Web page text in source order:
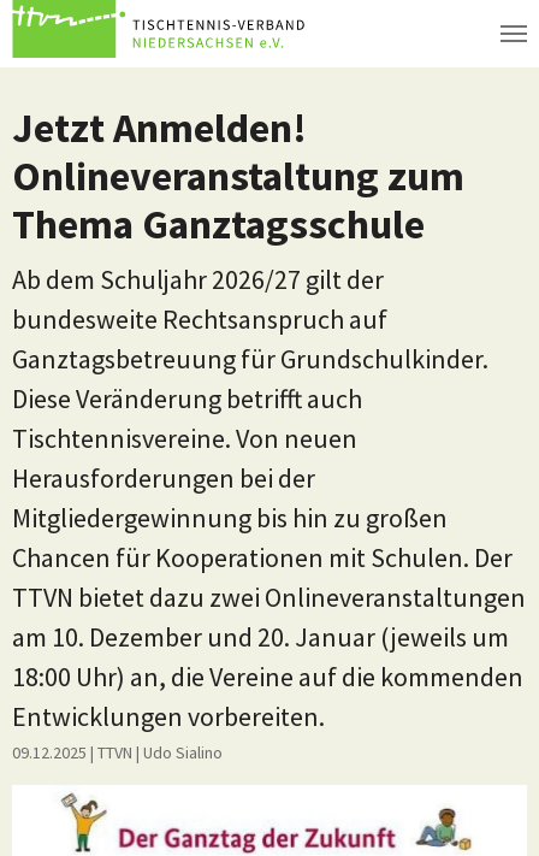
Zum Hauptinhalt springen
Jetzt Anmelden!
Onlineveranstaltung zum
Thema Ganztagsschule
Ab dem Schuljahr 2026/27 gilt der
bundesweite Rechtsanspruch auf
Ganztagsbetreuung für Grundschulkinder.
Diese Veränderung betrifft auch
Tischtennisvereine. Von neuen
Herausforderungen bei der
Mitgliedergewinnung bis hin zu großen
Chancen für Kooperationen mit Schulen. Der
TTVN bietet dazu zwei Onlineveranstaltungen
am 10. Dezember und 20. Januar (jeweils um
18:00 Uhr) an, die Vereine auf die kommenden
Entwicklungen vorbereiten.
09.12.2025 | TTVN | Udo Sialino